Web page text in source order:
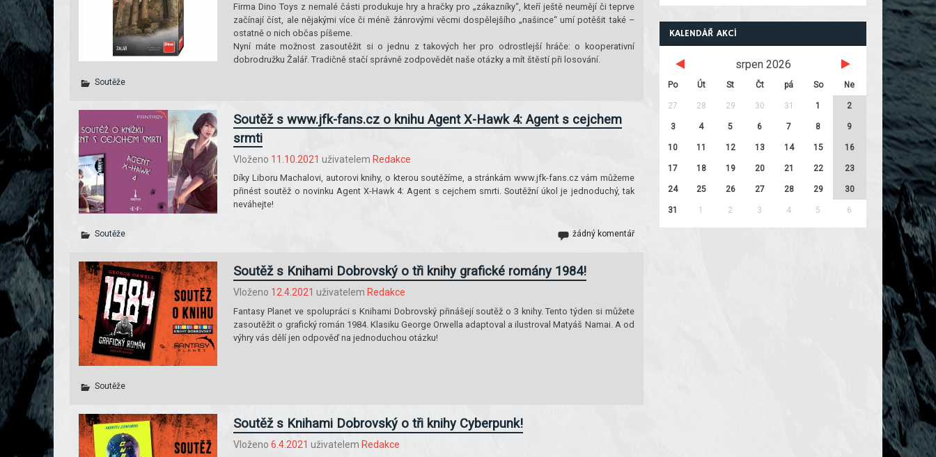
Firma Dino Toys z nemalé části produkuje hry a hračky pro „zákazníky“, kteří ještě neumějí či teprve
začínají číst, ale nějakými více či méně žánrovými věcmi dospělejšího „našince“ umí potěšit také –
ostatně o nich občas píšeme.
Nyní máte možnost zasoutěžit si o jednu z takových her pro odrostlejší hráče: o kooperativní
dobrodružku Žalář. Tradičně stačí správně zodpovědět naše otázky a mít štěstí při losování.
Soutěže
Soutěž s www.jfk-fans.cz o knihu Agent X-Hawk 4: Agent s cejchem
srmti
Vloženo 11.10.2021 uživatelemRedakce
Díky Liboru Machalovi, autorovi knihy, o kterou soutěžíme, a stránkám www.jfk-fans.cz vám můžeme
přinést soutěž o novinku Agent X-Hawk 4: Agent s cejchem smrti. Soutěžní úkol je jednoduchý, tak
neváhejte!
Soutěže žádný komentář
Soutěž s Knihami Dobrovský o tři knihy grafické romány 1984!
Vloženo 12.4.2021 uživatelem Redakce
Fantasy Planet ve spolupráci s Knihami Dobrovský přinášejí soutěž o 3 knihy. Tento týden si můžete
zasoutěžit o grafický román 1984. Klasiku George Orwella adaptoval a ilustroval Matyáš Namai. A od
výhry vás dělí jen odpověď na jednoduchou otázku!
Soutěže
Soutěž s Knihami Dobrovský o tři knihy Cyberpunk!
Vloženo6.4.2021 uživatelem Redakce
KALENDÁŘ AKCÍ
srpen 2026
Po Út St Čt pá So Ne
27 28 29 30 31 1 2
3 4 5 6 7 8 9
10 11 12 13 14 15 16
17 18 19 20 21 22 23
24 25 26 27 28 29 30
31 1 2 3 4 5 6